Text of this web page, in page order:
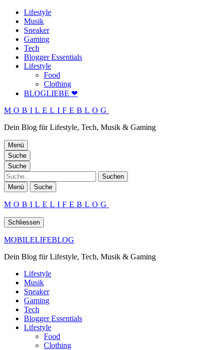
Lifestyle
Musik
Sneaker
Gaming
Tech
Blogger Essentials
Lifestyle
Food
Clothing
BLOGLIEBE ❤
MOBILELIFEBLOG
Dein Blog für Lifestyle, Tech, Musik & Gaming
Menü
Suche
Suche
Suche
Menü Suche
MOBILELIFEBLOG
Schliessen
MOBILELIFEBLOG
Dein Blog für Lifestyle, Tech, Musik & Gaming
Lifestyle
Musik
Sneaker
Gaming
Tech
Blogger Essentials
Lifestyle
Food
Clothing